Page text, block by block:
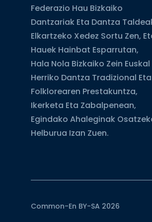
Federazio Hau Bizkaiko
Dantzariak Eta Dantza
Elkartzeko Xedez Sortu Zen,
Hauek Hainbat Esparrutan,
Hala Nola Bizkaiko Zein Euskal
Herriko Dantza Tradizional Eta
Folklorearen Prestakuntza,
Ikerketa Eta Zabalpenean,
Egindako Ahaleginak
Helburua Izan Zuen.
Common-En BY-SA 2026